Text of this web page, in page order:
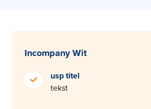
Incompany Wit
usp titel
tekst